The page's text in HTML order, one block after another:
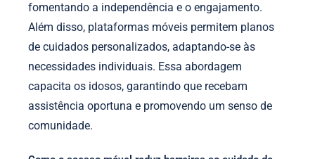
fomentando a independência e o engajamento.
Além disso, plataformas móveis permitem planos
de cuidados personalizados, adaptando-se às
necessidades individuais. Essa abordagem
capacita os idosos, garantindo que recebam
assistência oportuna e promovendo um senso de
comunidade.